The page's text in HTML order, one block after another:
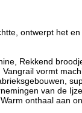
ontwerpt het
Rekkend
vormt
van de
onthaal aan